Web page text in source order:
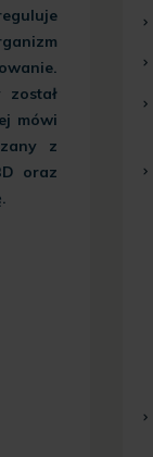
mówi
z
oraz